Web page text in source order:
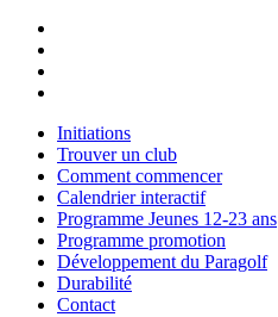
Initiations
Trouver un club
Comment commencer
Calendrier interactif
Programme Jeunes 12-23 ans
Programme promotion
Développement du Paragolf
Durabilité
Contact